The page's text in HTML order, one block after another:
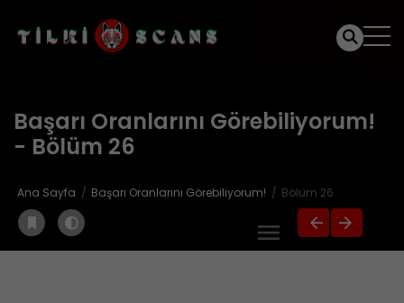
Başarı Oranlarını Görebiliyorum!
- Bölüm 26
Ana Sayfa Başarı Oranlarını Görebiliyorum! Bölüm 26